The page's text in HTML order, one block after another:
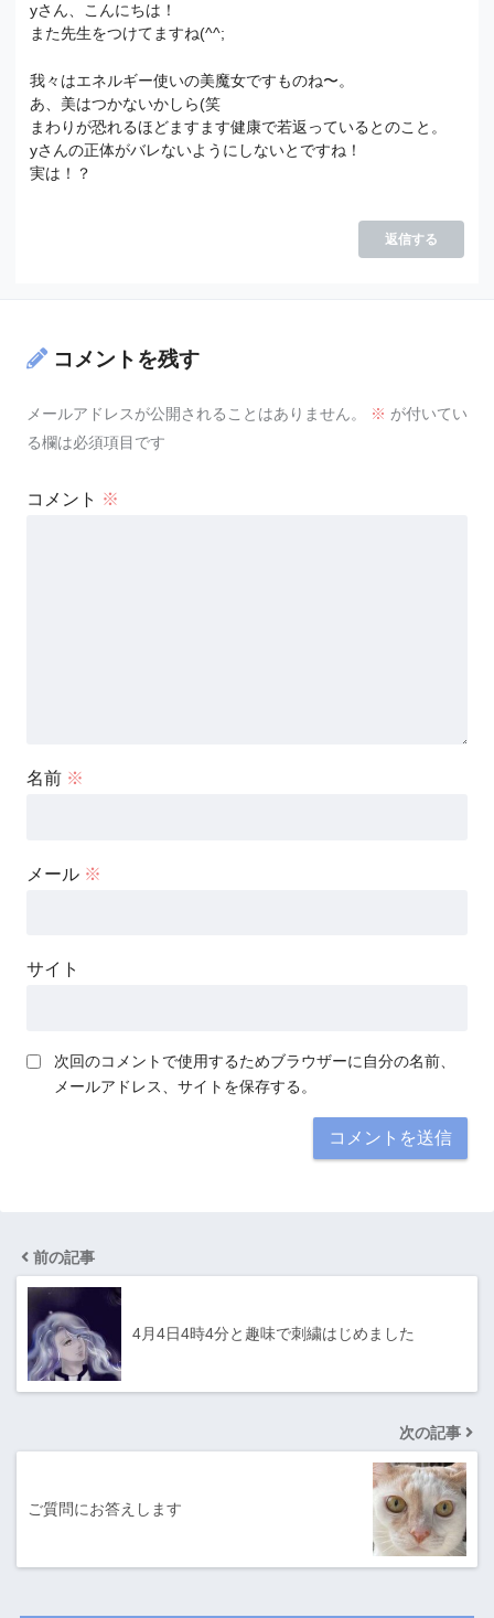
yさん、こんにちは！
また先生をつけてますね(^^;
我々はエネルギー使いの美魔女ですものね〜。
あ、美はつかないかしら(笑
まわりが恐れるほどますます健康で若返っているとのこと。
yさんの正体がバレないようにしないとですね！
実は！？
返信する
コメントを残す
メールアドレスが公開されることはありません。 ※ が付いてい
る欄は必須項目です
コメント ※
名前 ※
メール ※
サイト
次回のコメントで使用するためブラウザーに自分の名前、
メールアドレス、サイトを保存する。
前の記事
4月4日4時4分と趣味で刺繍はじめました
次の記事
ご質問にお答えします